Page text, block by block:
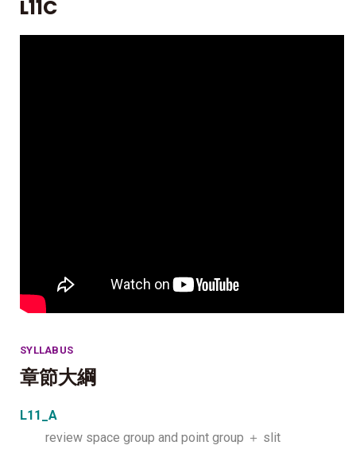
L11C
SYLLABUS
章節大綱
L11_A
review space group and point group ＋ slit